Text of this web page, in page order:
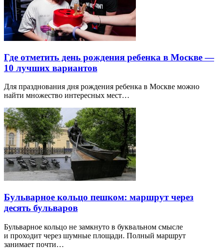
Где отметить день рождения ребенка в Москве —
10 лучших вариантов
Для празднования дня рождения ребенка в Москве можно
найти множество интересных мест…
Бульварное кольцо пешком: маршрут через
десять бульваров
Бульварное кольцо не замкнуто в буквальном смысле
и проходит через шумные площади. Полный маршрут
занимает почти…